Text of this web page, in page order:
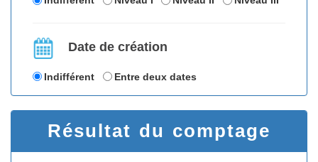
Date de création
Indifférent Entre deux dates
Résultat du comptage